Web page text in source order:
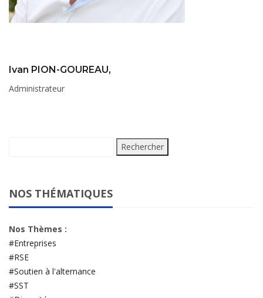
Ivan PION-GOUREAU,
Administrateur
NOS THÉMATIQUES
Nos Thèmes :
#Entreprises
#RSE
#Soutien à l'alternance
#SST